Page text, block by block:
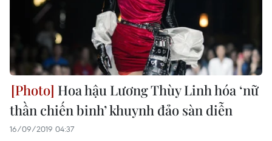
Hoa hậu Lương Thùy Linh hóa ‘nữ
thần chiến binh’ khuynh đảo sàn diễn
16/09/2019 04:37